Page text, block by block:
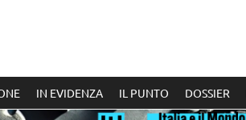
IN EVIDENZA IL PUNTO DOSSIER